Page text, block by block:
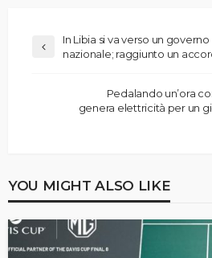
In Libia si va verso un
nazionale; raggiunto un
Pedalando un’ora
genera elettricità per un
YOU MIGHT ALSO LIKE